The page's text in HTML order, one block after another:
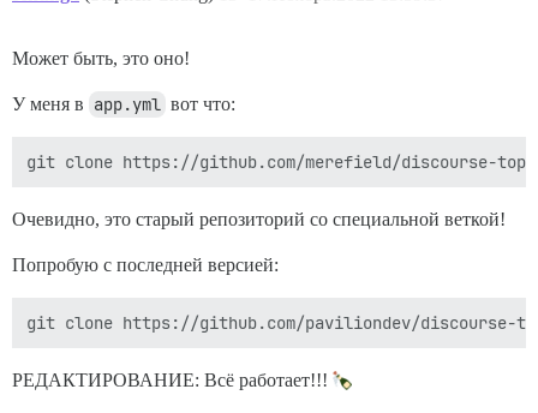
Может быть, это оно!
У меня в app.yml вот что:
Очевидно, это старый репозиторий со специальной веткой!
Попробую с последней версией:
РЕДАКТИРОВАНИЕ: Всё работает!!!